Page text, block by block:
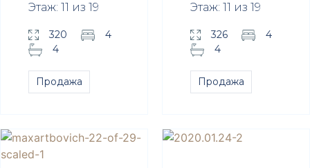
Этаж: 11 из 19
320
4
4
Продажа
Этаж: 11 из 19
326
4
4
Продажа